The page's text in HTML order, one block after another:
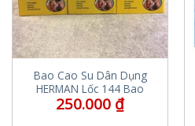
Bao Cao Su Dân Dụng
HERMAN Lốc 144 Bao
250.000 ₫